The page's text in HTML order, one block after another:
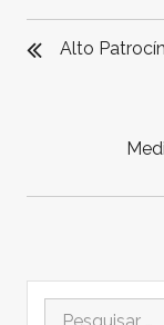
NAVEGAÇÃO
DE
Alto
Pesquisar